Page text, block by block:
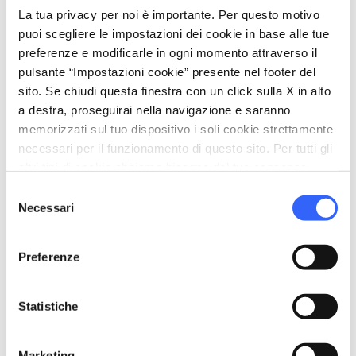
La tua privacy per noi è importante. Per questo motivo
puoi scegliere le impostazioni dei cookie in base alle tue
preferenze e modificarle in ogni momento attraverso il
pulsante “Impostazioni cookie” presente nel footer del
sito. Se chiudi questa finestra con un click sulla X in alto
a destra, proseguirai nella navigazione e saranno
memorizzati sul tuo dispositivo i soli cookie strettamente
necessari per il funzionamento di questo sito. Per tutti gli
delNecessari
Preferenze
Statistiche
Dove